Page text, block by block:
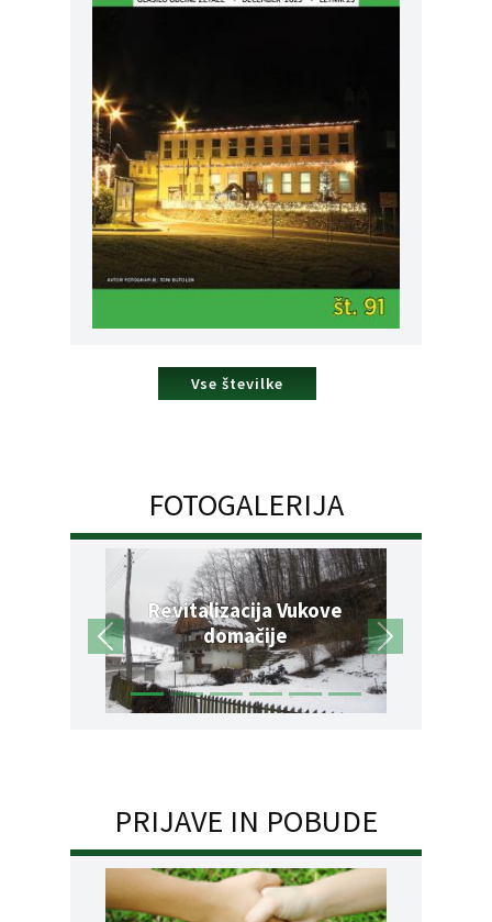
Vse številke
FOTOGALERIJA
Revitalizacija Vukove
domačije
PRIJAVE IN POBUDE